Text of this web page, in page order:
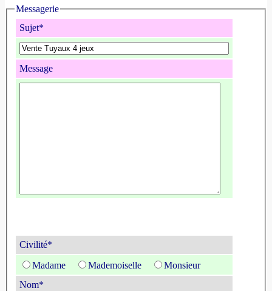
Messagerie
Sujet*
Message
Civilité*
Madame
Mademoiselle
Monsieur
Nom*